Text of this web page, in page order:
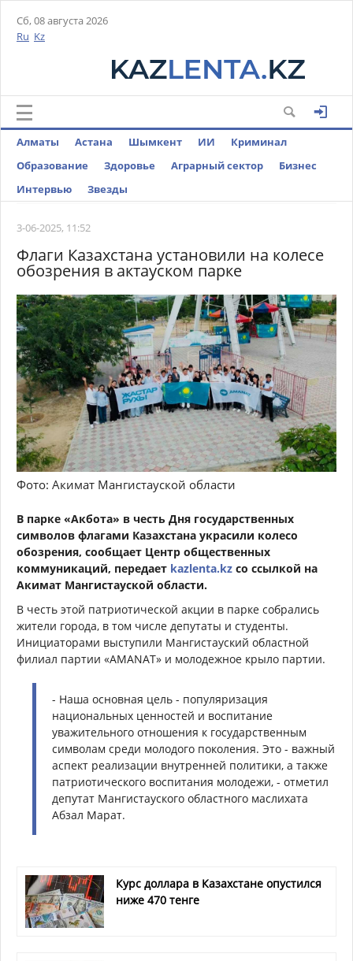
Сб, 08 августа 2026
Ru Kz
Алматы Астана Шымкент ИИ
Криминал
Образование
Здоровье Аграрный сектор
Бизнес
Интервью
Звезды
3-06-2025, 11:52
Флаги Казахстана установили на колесе
обозрения в актауском парке
Фото: Акимат Мангистауской области
В парке «Акбота» в честь Дня государственных
символов флагами Казахстана украсили колесо
обозрения, сообщает Центр общественных
коммуникаций, передает kazlenta.kz со ссылкой на
Акимат Мангистауской области.
В честь этой патриотической акции в парке собрались
жители города, в том числе депутаты и студенты.
Инициаторами выступили Мангистауский областной
филиал партии «AMANAT» и молодежное крыло партии.
- Наша основная цель - популяризация
национальных ценностей и воспитание
уважительного отношения к государственным
символам среди молодого поколения. Это - важный
аспект реализации внутренней политики, а также
патриотического воспитания молодежи, - отметил
депутат Мангистауского областного маслихата
Абзал Марат.
Курс доллара в Казахстане опустился
ниже 470 тенге